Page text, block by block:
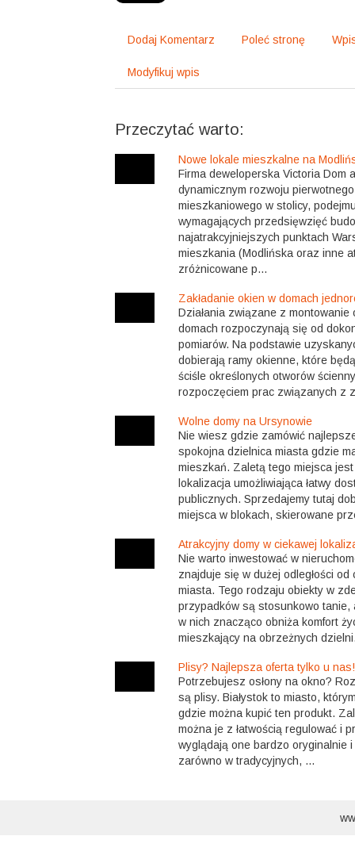
Dodaj Komentarz Poleć stronę
Modyfikuj wpis
Przeczytać warto:
Nowe lokale mieszkalne na
Firma deweloperska Victoria Dom
dynamicznym rozwoju
mieszkaniowego w stolicy,
wymagających przedsięwzięć
najatrakcyjniejszych punktach
mieszkania (Modlińska oraz inne
zróżnicowane p...
Zakładanie okien w domach
Działania związane z montowanie
domach rozpoczynają się od
pomiarów. Na podstawie
dobierają ramy okienne, które
ściśle określonych otworów
rozpoczęciem prac związanych z
Wolne domy na Ursynowie
Nie wiesz gdzie zamówić
spokojna dzielnica miasta gdzie
mieszkań. Zaletą tego miejsca
lokalizacja umożliwiająca łatwy
publicznych. Sprzedajemy tutaj
miejsca w blokach, skierowane
Atrakcyjny domy w ciekawej
Nie warto inwestować w
znajduje się w dużej odległości
miasta. Tego rodzaju obiekty w
przypadków są stosunkowo tanie,
w nich znacząco obniża komfort
mieszkający na obrzeżnych
Plisy? Najlepsza oferta tylko u nas!
Potrzebujesz osłony na okno?
są plisy. Białystok to miasto,
gdzie można kupić ten produkt.
można je z łatwością regulować i
wyglądają one bardzo oryginalnie
zarówno w tradycyjnych, ...